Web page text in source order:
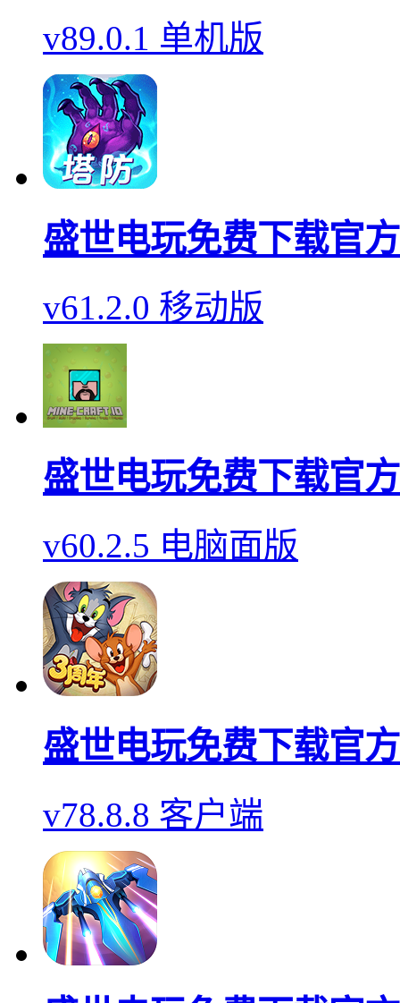
v89.0.1 单机版
盛世电玩免费下载官
v61.2.0 移动版
盛世电玩免费下载官
v60.2.5 电脑面版
盛世电玩免费下载官
v78.8.8 客户端